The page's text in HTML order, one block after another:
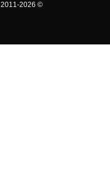
2011-2026 ©